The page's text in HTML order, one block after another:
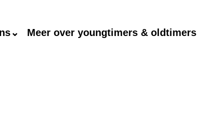
Meer over youngtimers & oldtimers